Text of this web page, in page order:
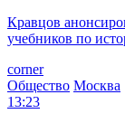
Кравцов
учебников по
corner
Общество Москва
13:23